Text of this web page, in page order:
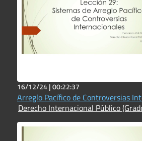
16/12/24 |00:22:37
Arreglo Pacífico de Controversias
Derecho Internacional Público